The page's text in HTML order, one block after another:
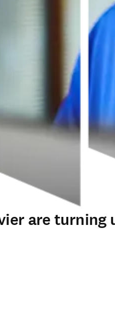
are